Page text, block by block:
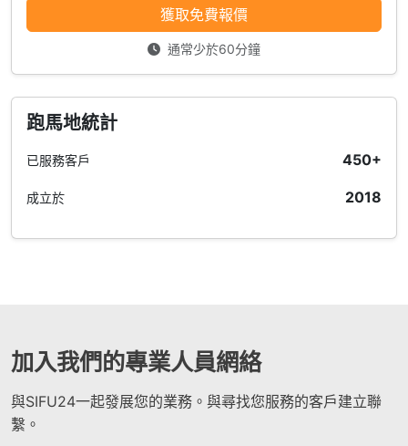
獲取免費報價
通常少於60分鐘
跑馬地統計
已服務客戶 450+
成立於 2018
加入我們的專業人員網絡
與SIFU24一起發展您的業務。與尋找您服務的客戶建立聯
繫。